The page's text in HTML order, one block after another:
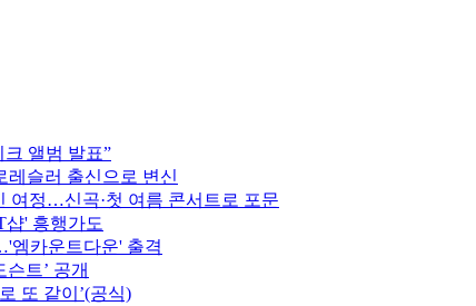
앨범 발표”
레슬러 출신으로 변신
여정…신곡·첫 여름 콘서트로 포문
' 흥행가도
엠카운트다운' 출격
트’ 공개
또 같이’(공식)